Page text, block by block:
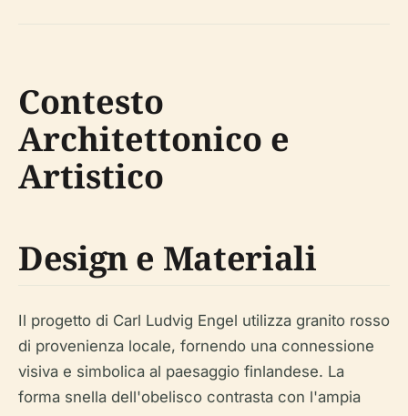
Contesto
Architettonico e
Artistico
Design e Materiali
Il progetto di Carl Ludvig Engel utilizza granito rosso
di provenienza locale, fornendo una connessione
visiva e simbolica al paesaggio finlandese. La
forma snella dell'obelisco contrasta con l'ampia